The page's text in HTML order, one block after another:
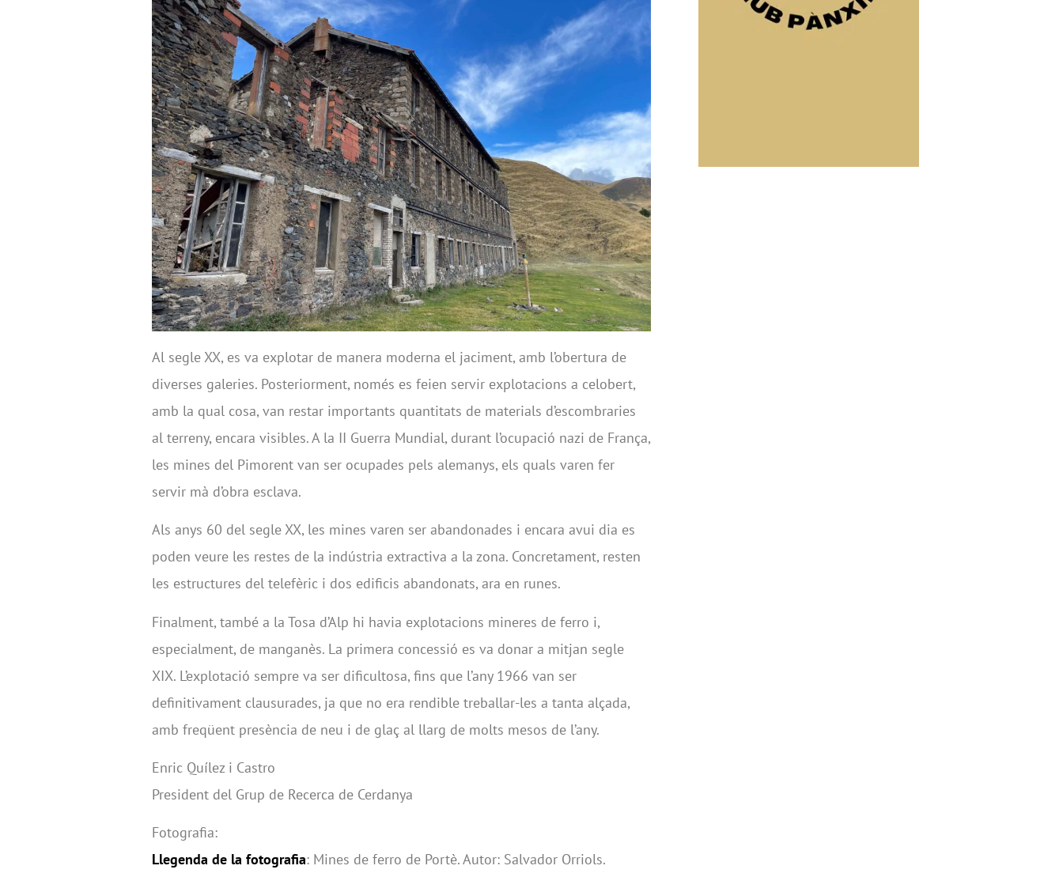
Al segle XX, es va explotar de manera moderna el jaciment, amb l’obertura de
diverses galeries. Posteriorment, només es feien servir explotacions a celobert,
amb la qual cosa, van restar importants quantitats de materials d’escombraries
al terreny, encara visibles. A la II Guerra Mundial, durant l’ocupació nazi de França,
les mines del Pimorent van ser ocupades pels alemanys, els quals varen fer
servir mà d’obra esclava.
Als anys 60 del segle XX, les mines varen ser abandonades i encara avui dia es
poden veure les restes de la indústria extractiva a la zona. Concretament, resten
les estructures del telefèric i dos edificis abandonats, ara en runes.
Finalment, també a la Tosa d’Alp hi havia explotacions mineres de ferro i,
especialment, de manganès. La primera concessió es va donar a mitjan segle
XIX. L’explotació sempre va ser dificultosa, fins que l’any 1966 van ser
definitivament clausurades, ja que no era rendible treballar-les a tanta alçada,
amb freqüent presència de neu i de glaç al llarg de molts mesos de l’any.
Enric Quílez i Castro
President del Grup de Recerca de Cerdanya
Fotografia:
Llegenda de la fotografia: Mines de ferro de Portè. Autor: Salvador Orriols.